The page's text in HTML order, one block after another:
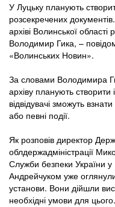
У Луцьку планують
розсекречених
архіві Волинської
Володимир Гика, –
«Волинських Новин».
За словами Володимира
архіву планують
відвідувачі зможуть
або певні події.
Як розповів директор
облдержадміністрації
Служби безпеки України у
Андрейчуком уже
установи. Вони дійшли
необхідні умови для цього.